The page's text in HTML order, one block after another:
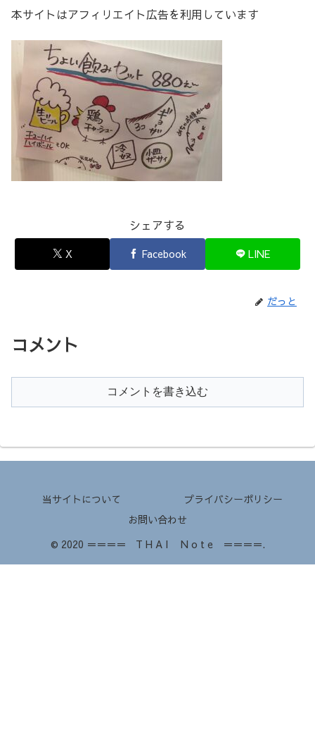
本サイトはアフィリエイト広告を利用しています
シェアする
X Facebook LINE
だっと
コメント
コメントを書き込む
当サイトについて
プライバシーポリシー
お問い合わせ
© 2020 ＝＝＝＝ T H A I N o t e ＝＝＝＝.